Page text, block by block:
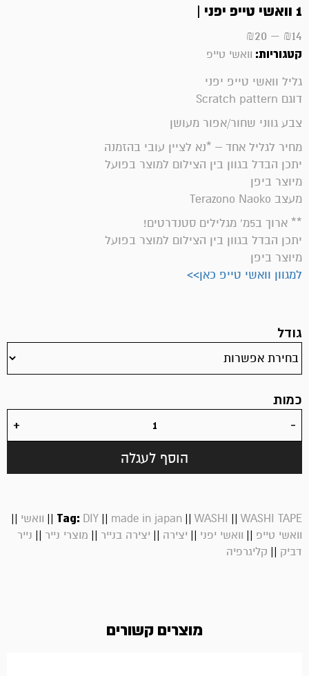
1 וואשי טייפ יפני |
₪14
–
₪20
קטגוריות: וואשי טייפ
גליל וואשי טייפ יפני
דוגם Scratch pattern
צבע גווני שחור/אפור מעושן
מחיר לגליל אחד – *נא לציין עובי בהזמנה
יתכן הבדל בגוון בין הצילום למוצר בפועל
מיוצר ביפן
מעצב Terazono Naoko
** ארוך ב5מ' מגלילים סטנדרטים!
יתכן הבדל בגוון בין הצילום למוצר בפועל
מיוצר ביפן
למגוון וואשי טייפ כאן>>
גודל
כמות
הוסף לעגלה
Tag: DIY || made in japan || WASHI || WASHI TAPE
|| וואשי ||
וואשי טייפ || וואשי יפני || יצירה || יצירה בנייר || מוצרי נייר || נייר
דביק || קליגרפיה
מוצרים קשורים